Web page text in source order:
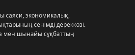
саяси, экономикалық,
сенімді дереккөзі.
мен шынайы сұқбаттың